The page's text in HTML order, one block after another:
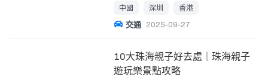
中國 深圳 香港
交通 2025-09-27
10大珠海親子好去處｜珠海親子
遊玩樂景點攻略